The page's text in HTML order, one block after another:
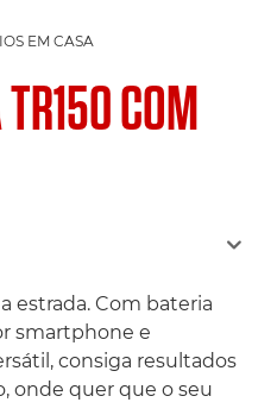
EM CASA
COM
estrada. Com bateria
smartphone e
consiga resultados
onde quer que o seu